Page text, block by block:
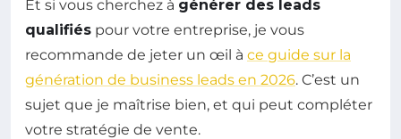
Et si vous cherchez à générer des leads
qualifiés pour votre entreprise, je vous
recommande de jeter un œil à ce guide sur la
génération de business leads en 2026. C’est un
sujet que je maîtrise bien, et qui peut compléter
votre stratégie de vente.